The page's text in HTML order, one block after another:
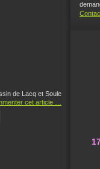
de Lacq et Soule
cet article